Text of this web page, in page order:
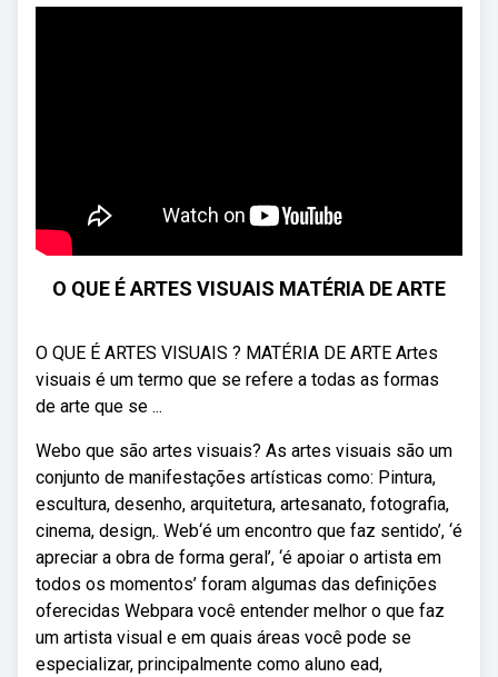
O QUE É ARTES VISUAIS MATÉRIA DE ARTE
O QUE É ARTES VISUAIS ? MATÉRIA DE ARTE Artes
visuais é um termo que se refere a todas as formas
de arte que se ...
Webo que são artes visuais? As artes visuais são um
conjunto de manifestações artísticas como: Pintura,
escultura, desenho, arquitetura, artesanato, fotografia,
cinema, design,. Web‘é um encontro que faz sentido’, ‘é
apreciar a obra de forma geral’, ‘é apoiar o artista em
todos os momentos’ foram algumas das definições
oferecidas Webpara você entender melhor o que faz
um artista visual e em quais áreas você pode se
especializar, principalmente como aluno ead,